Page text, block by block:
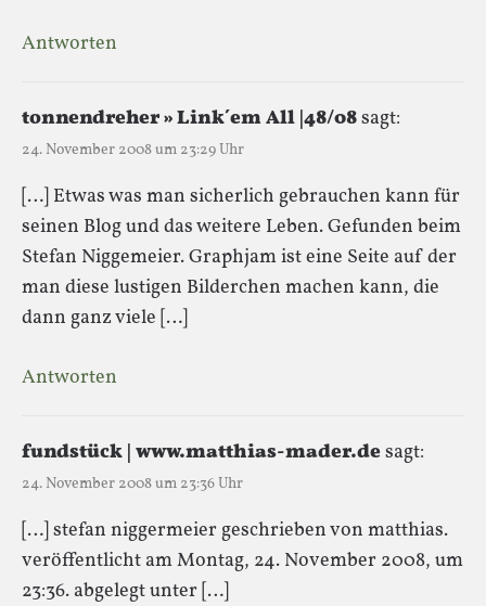
Antworten
tonnendreher » Link´em All |48/08sagt:
24. November 2008 um 23:29 Uhr
[…] Etwas was man sicherlich gebrauchen kann für
seinen Blog und das weitere Leben. Gefunden beim
Stefan Niggemeier. Graphjam ist eine Seite auf der
man diese lustigen Bilderchen machen kann, die
dann ganz viele […]
Antworten
fundstück | www.matthias-mader.desagt:
24. November 2008 um 23:36 Uhr
[…] stefan niggermeier geschrieben von matthias.
veröffentlicht am Montag, 24. November 2008, um
23:36. abgelegt unter […]